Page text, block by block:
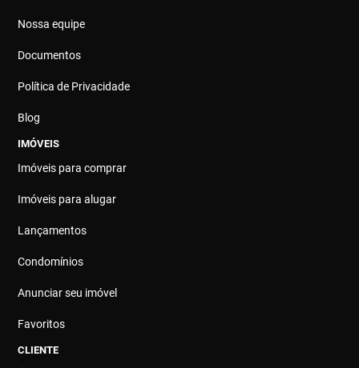
Nossa equipe
Documentos
Política de Privacidade
Blog
IMÓVEIS
Imóveis para comprar
Imóveis para alugar
Lançamentos
Condomínios
Anunciar seu imóvel
Favoritos
CLIENTE